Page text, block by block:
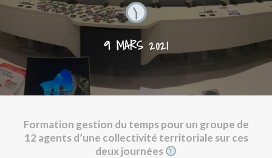
9 MARS 2021
Formation gestion du temps pour un groupe de
12 agents d’une collectivité territoriale sur ces
deux journées